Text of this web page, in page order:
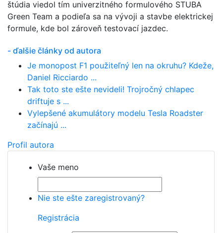
štúdia viedol tím univerzitného formulového STUBA
Green Team a podieľa sa na vývoji a stavbe elektrickej
formule, kde bol zároveň testovací jazdec.
- ďalšie články od autora
Je monopost F1 použiteľný len na okruhu? Kdeže,
Daniel Ricciardo ...
Tak toto ste ešte nevideli! Trojročný chlapec
driftuje s ...
Vylepšené akumulátory modelu Tesla Roadster
začínajú ...
Profil autora
Vaše meno
Nie ste ešte zaregistrovaný?
Registrácia